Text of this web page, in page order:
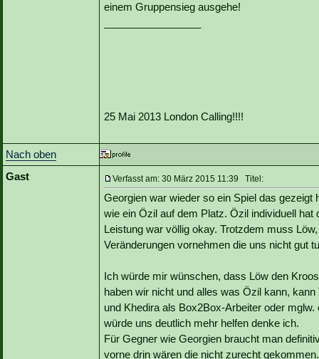
einem Gruppensieg ausgehe!
25 Mai 2013 London Calling!!!!
Nach oben
Gast
Verfasst am: 30 März 2015 11:39 Titel:
Georgien war wieder so ein Spiel das
wie ein Özil auf dem Platz. Özil individuell
Leistung war völlig okay. Trotzdem muss
Veränderungen vornehmen die uns nicht gut
Ich würde mir wünschen, dass Löw den
haben wir nicht und alles was Özil kann,
und Khedira als Box2Box-Arbeiter oder
würde uns deutlich mehr helfen denke ich.
Für Gegner wie Georgien braucht man
vorne drin wären die nicht zurecht